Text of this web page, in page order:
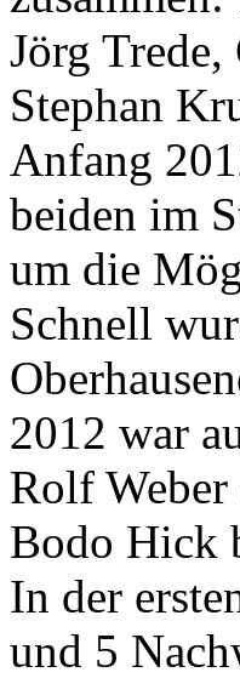
Jörg
Stephan
Anfang
beiden im
um die
Schnell
2012 war
Rolf
Bodo Hick
In der
und 5